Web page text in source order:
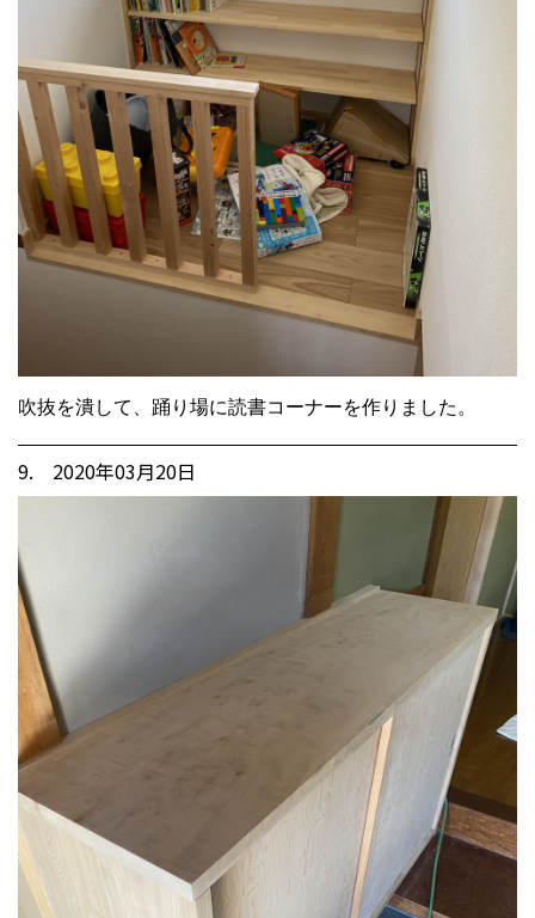
吹抜を潰して、踊り場に読書コーナーを作りました。
9. 2020年03月20日